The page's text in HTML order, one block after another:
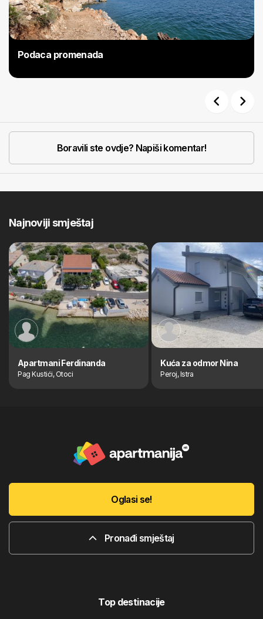
Podaca promenada
Boravili ste ovdje? Napiši komentar!
Najnoviji smještaj
Apartmani Ferdinanda
Pag Kustići, Otoci
Kuća za odmor Nina
Peroj, Istra
Oglasi se!
Pronađi smještaj
Top destinacije